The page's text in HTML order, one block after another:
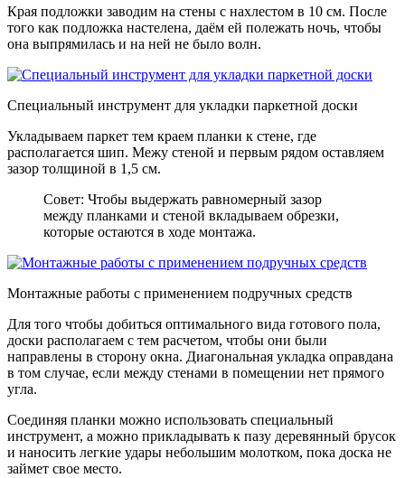
Края подложки заводим на стены с нахлестом в 10 см. После
того как подложка настелена, даём ей полежать ночь, чтобы
она выпрямилась и на ней не было волн.
Специальный инструмент для укладки паркетной доски
Укладываем паркет тем краем планки к стене, где
располагается шип. Межу стеной и первым рядом оставляем
зазор толщиной в 1,5 см.
Совет: Чтобы выдержать равномерный зазор
между планками и стеной вкладываем обрезки,
которые остаются в ходе монтажа.
Монтажные работы с применением подручных средств
Для того чтобы добиться оптимального вида готового пола,
доски располагаем с тем расчетом, чтобы они были
направлены в сторону окна. Диагональная укладка оправдана
в том случае, если между стенами в помещении нет прямого
угла.
Соединяя планки можно использовать специальный
инструмент, а можно прикладывать к пазу деревянный брусок
и наносить легкие удары небольшим молотком, пока доска не
займет свое место.